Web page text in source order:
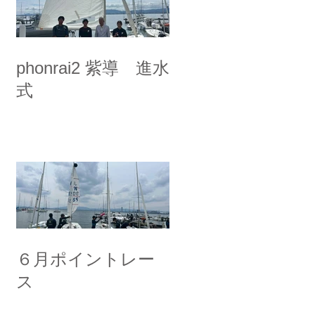
phonrai2 紫導 進水
式
６月ポイントレー
ス